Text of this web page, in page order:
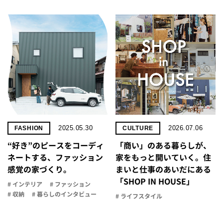
FASHION 2025.05.30
“好き”のピースをコーディ
ネートする、ファッション
感覚の家づくり。
# インテリア
# ファッション
# 収納
# 暮らしのインタビュー
CULTURE 2026.07.06
「商い」の​ある​暮らしが、​
家を​もっと​開いていく。​住
まいと​仕事の​あいだに​ある​
「SHOP IN HOUSE」
# ライフスタイル